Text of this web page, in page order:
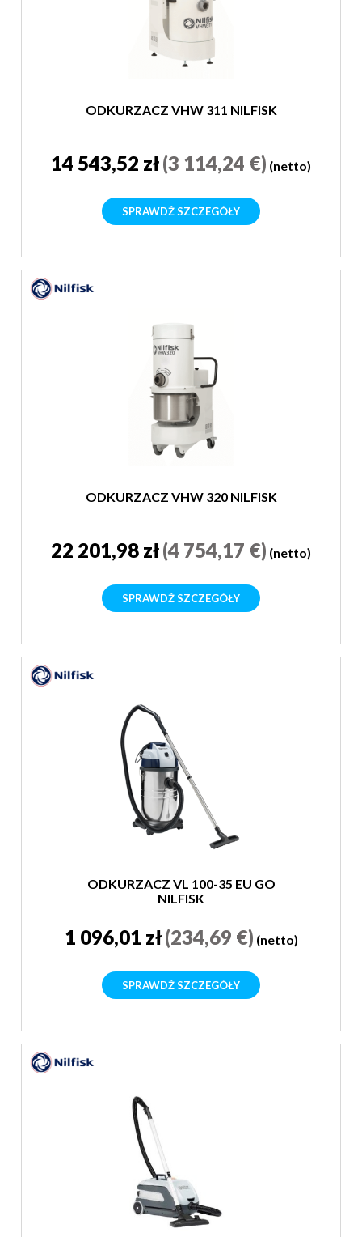
ODKURZACZ VHW 311 NILFISK
14 543,52 zł(3 114,24 €) (netto)
SPRAWDŹ SZCZEGÓŁY
ODKURZACZ VHW 320 NILFISK
22 201,98 zł(4 754,17 €) (netto)
SPRAWDŹ SZCZEGÓŁY
ODKURZACZ VL 100-35 EU GO
NILFISK
1 096,01 zł(234,69 €) (netto)
SPRAWDŹ SZCZEGÓŁY